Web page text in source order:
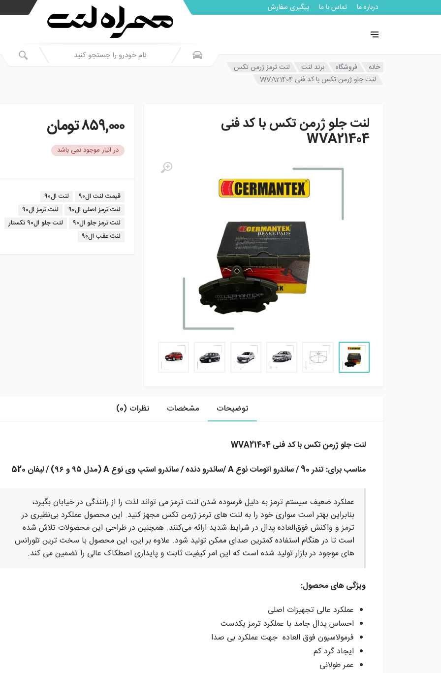
درباره ما تماس با ما پیگیری سفارش
خانه فروشگاه برند لنت
لنت ترمز ژرمن تکس
لنت جلو ژرمن تکس با کد فنی WVA21404
لنت جلو ژرمن تکس با کد فنی
WVA21404
۸۵۹,۰۰۰تومان
در انبار موجود نمی باشد
برچسب:
قیمت لنت ال۹۰
لنت ال۹۰
لنت ترمز اصلی ال۹۰
لنت ترمز ال۹۰
لنت ترمز جلو ال۹۰
لنت جلو ال۹۰ تکستار
لنت عقب ال۹۰
توضیحات مشخصات نظرات (0)
لنت جلو ژرمن تکس با کد فنی WVA21404
مناسب برای: تندر 90 / ساندرو اتومات نوع A /ساندرو دنده / ساندرو استپ وی نوع A (مدل ۹۵ و ۹۶) / لیفان 520
عملکرد ضعیف سیستم ترمز به دلیل فرسوده شدن لنت ترمز می تواند لذت را از رانندگی در خیابان بگیرد،
بنابراین بهتر است سواری خود را به لنت های ترمز ژرمن تکس مجهز کنید. این محصول عملکرد بی‌نظیری در
ترمز و واکنش فوق‌العاده پدال در شرایط شدید ارائه می‌کنند. همچنین در طراحی این محصولات تلاش شده
است تا در هنگام استفاده کمترین صدای ممکن تولید شود. علاوه بر این، این محصول با سخت ترین تلورانس
های موجود در بازار تولید شده است که این امر کیفیت ثابت و پایداری اصطکاک عالی را تضمین می کند.
ویژگی های محصول:
عملکرد عالی تجهیزات اصلی
احساس پدال جامد با عملکرد ترمز یکدست
فرمولاسیون فوق العاده جهت عملکرد بی صدا
ایجاد گرد کم
عمر طولانی